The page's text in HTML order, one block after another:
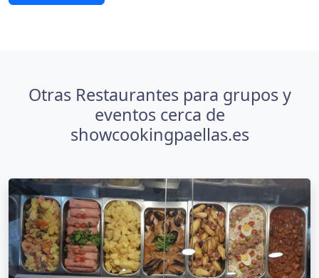
Otras Restaurantes para grupos y
eventos cerca de
showcookingpaellas.es